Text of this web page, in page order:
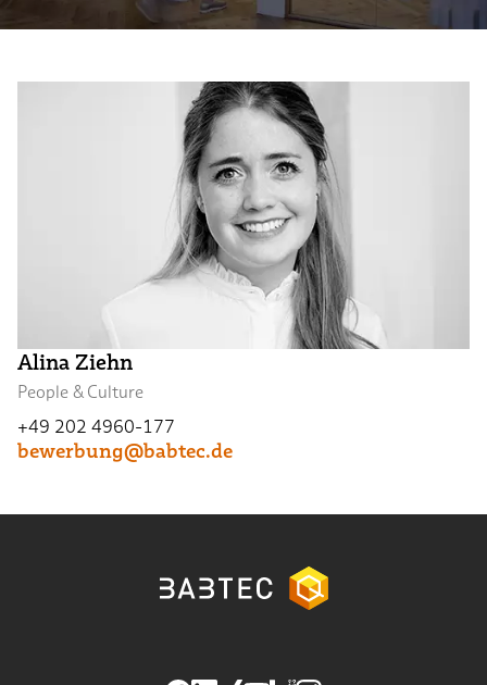
Alina Ziehn
People & Culture
+49 202 4960-177
bewerbung@babtec.de